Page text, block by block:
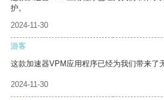
护。
2024-11-30
游客
这款加速器VPM应用程序已经为我们带来了
2024-11-30